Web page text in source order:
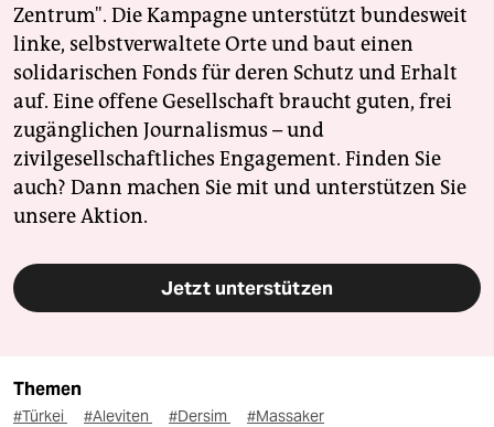
Zentrum". Die Kampagne unterstützt bundesweit
linke, selbstverwaltete Orte und baut einen
solidarischen Fonds für deren Schutz und Erhalt
auf. Eine offene Gesellschaft braucht guten, frei
zugänglichen Journalismus – und
zivilgesellschaftliches Engagement. Finden Sie
auch? Dann machen Sie mit und unterstützen Sie
unsere Aktion.
Jetzt unterstützen
Themen
#Türkei #Aleviten #Dersim
#Massaker